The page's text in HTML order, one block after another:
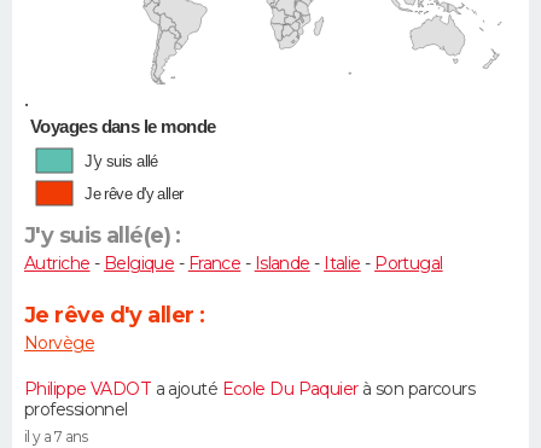
•
Voyages dans le monde
J'y suis allé
Je rêve d'y aller
J'y suis allé(e) :
Autriche - Belgique - France - Islande - Italie - Portugal
Je rêve d'y aller :
Norvège
Philippe VADOT a ajouté Ecole Du Paquierà son parcours
professionnel
il y a 7 ans